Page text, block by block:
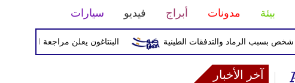
بيئة مدونات أبراج فيديو سيارات
البنتاغون يعلن مراجعة التواجد العسكري
آخر الأخبار